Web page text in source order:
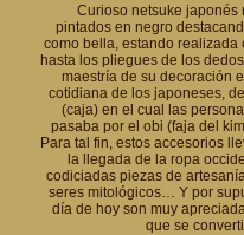
Curioso netsuke japonés
pintados en negro
como bella, estando
hasta los pliegues de los
maestría de su decoración
cotidiana de los japoneses,
(caja) en el cual las
pasaba por el obi (faja del
Para tal fin, estos accesorios
la llegada de la ropa
codiciadas piezas de
seres mitológicos… Y por
día de hoy son muy
que se